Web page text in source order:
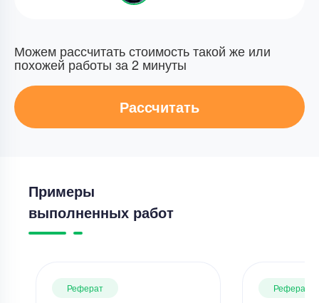
Можем рассчитать стоимость такой же или
похожей работы за 2 минуты
Рассчитать
Примеры
выполненных работ
Реферат Реферат